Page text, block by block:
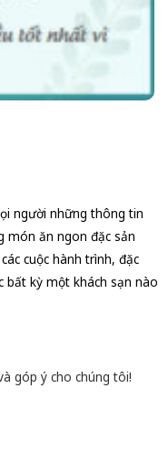
người những thông tin
món ăn ngon đặc sản
cuộc hành trình, đặc
bất kỳ một khách sạn nào
góp ý cho chúng tôi!